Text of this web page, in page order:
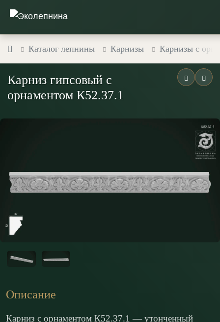
Каталог лепнины Карнизы Карнизы с
Карниз гипсовый с
орнаментом К52.37.1
Описание
Карниз с орнаментом К52.37.1 — утонченный